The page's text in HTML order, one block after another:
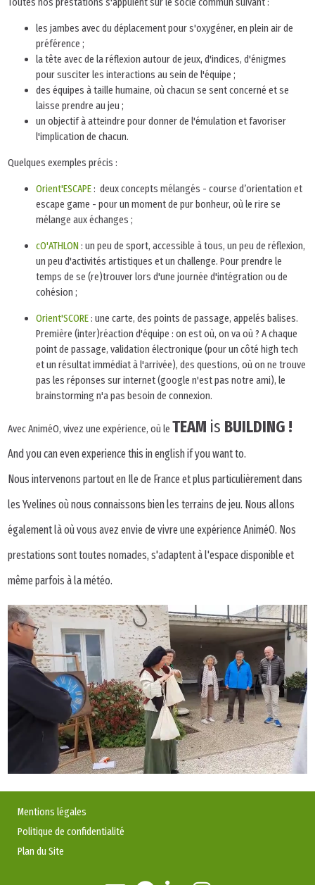
les jambes avec du déplacement pour s'oxygéner, en plein air de
préférence ;
la tête avec de la réflexion autour de jeux, d'indices, d'énigmes
pour susciter les interactions au sein de l'équipe ;
des équipes à taille humaine, où chacun se sent concerné et se
laisse prendre au jeu ;
un objectif à atteindre pour donner de l'émulation et favoriser
l'implication de chacun.
Quelques exemples précis :
Orient'ESCAPE: deux concepts mélangés - course d’orientation et
escape game - pour un moment de pur bonheur, où le rire se
mélange aux échanges ;
cO'ATHLON : un peu de sport, accessible à tous, un peu de réflexion,
un peu d'activités artistiques et un challenge. Pour prendre le
temps de se (re)trouver lors d'une journée d'intégration ou de
cohésion ;
Orient'SCORE: une carte, des points de passage, appelés balises.
Première (inter)réaction d'équipe : on est où, on va où ? A chaque
point de passage, validation électronique (pour un côté high tech
et un résultat immédiat à l'arrivée), des questions, où on ne trouve
pas les réponses sur internet (google n'est pas notre ami), le
brainstorming n'a pas besoin de connexion.
Avec AniméO, vivez une expérience, où le TEAM is BUILDING !
And you can even experience this in english if you want to.
Nous intervenons partout en Ile de France et plus particulièrement dans
les Yvelines où nous connaissons bien les terrains de jeu. Nous allons
également là où vous avez envie de vivre une expérience AniméO. Nos
prestations sont toutes nomades, s'adaptent à l'espace disponible et
même parfois à la météo.
Mentions légales
Politique de confidentialité
Plan du Site